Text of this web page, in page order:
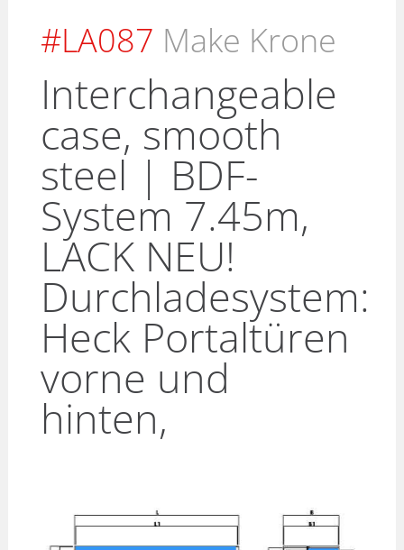
#LA087 Make Krone
Interchangeable
case, smooth
steel | BDF-
System 7.45m,
LACK NEU!
Durchladesystem:
Heck Portaltüren
vorne und
hinten,